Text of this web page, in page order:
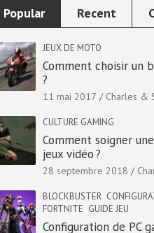
Popular Recent
JEUX DE MOTO
Comment choisir un
?
11 mai 2017 Charles &
CULTURE GAMING
Comment soigner
jeux vidéo ?
28 septembre 2018
BLOCKBUSTER
FORTNITE GUIDE JEU
Configuration de PC